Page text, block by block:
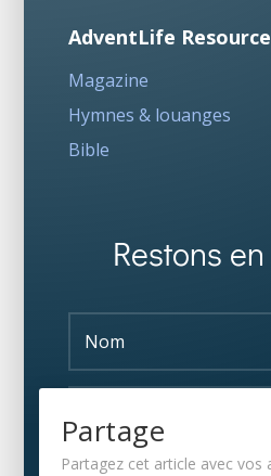
AdventLife
Magazine
Hymnes & louanges
Bible
Restons
Partage
Partagez cet article avec vos